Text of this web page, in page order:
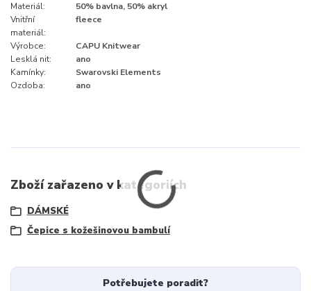
Materiál:
50% bavlna, 50% akryl
Vnitřní
materiál:
fleece
Výrobce:
CAPU Knitwear
Lesklá nit:
ano
Kamínky:
Swarovski Elements
Ozdoba:
ano
Zboží zařazeno v kategoriích
DÁMSKÉ
Čepice s kožešinovou bambulí
Potřebujete poradit?